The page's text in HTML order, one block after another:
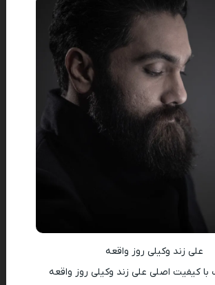
علی زند وکیلی روز واقعه
با کیفیت اصلی علی زند وکیلی روز واقعه